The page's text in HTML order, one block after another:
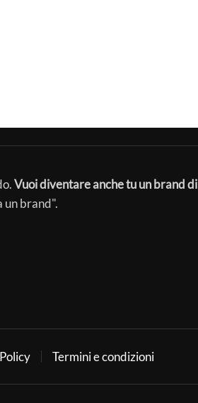
Vuoi diventare anche tu un brand di
un brand".
Termini e condizioni